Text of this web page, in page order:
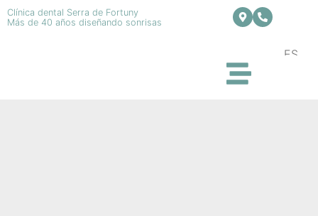
Clínica dental Serra de Fortuny
Más de 40 años diseñando sonrisas
ES